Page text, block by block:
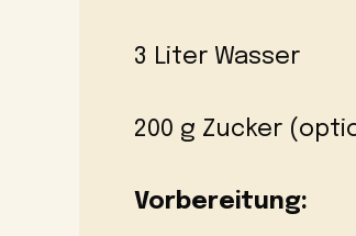
3 Liter Wasser
200 g Zucker
Vorbereitung: